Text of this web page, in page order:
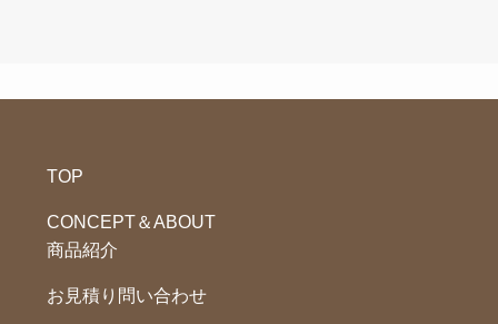
TOP
CONCEPT＆ABOUT
商品紹介
お見積り問い合わせ